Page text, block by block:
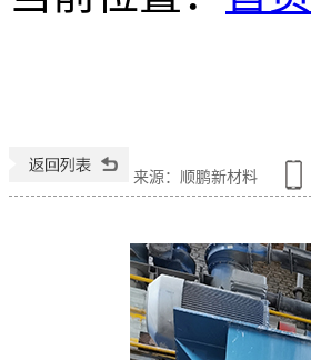
来源：顺鹏新材料